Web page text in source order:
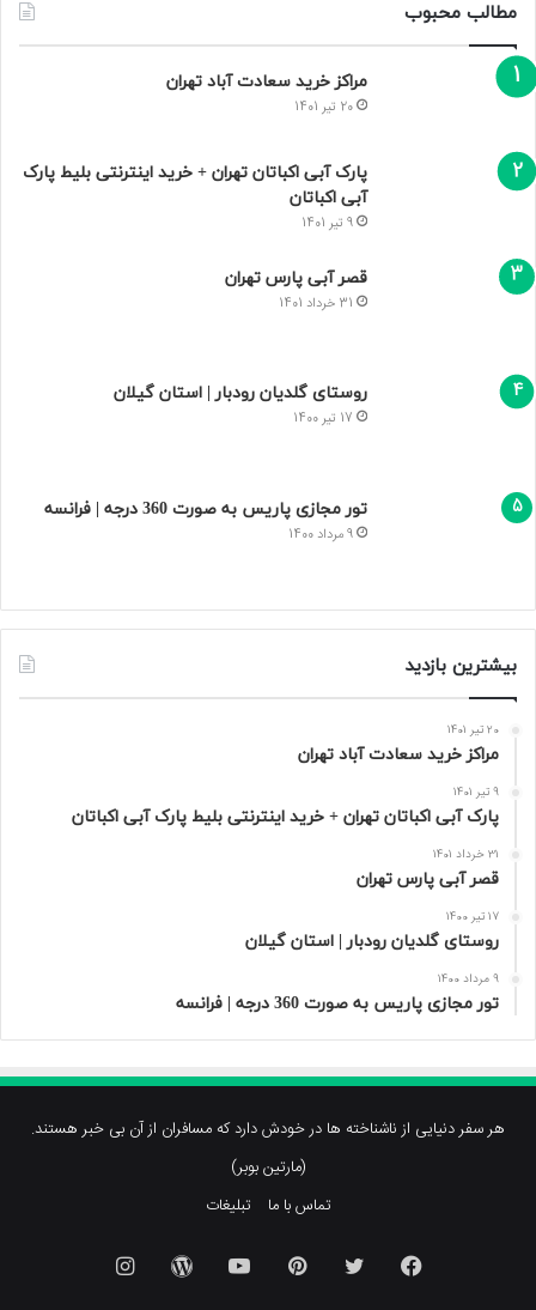
مطالب محبوب
مراکز خرید سعادت‌ آباد تهران
20 تیر 1401
پارک آبی اکباتان تهران + خرید اینترنتی بلیط پارک
آبی اکباتان
9 تیر 1401
قصر آبی پارس تهران
31 خرداد 1401
روستای گلدیان رودبار | استان گیلان
17 تیر 1400
تور مجازی پاریس به صورت 360 درجه | فرانسه
9 مرداد 1400
بیشترین بازدید
20 تیر 1401
مراکز خرید سعادت‌ آباد تهران
9 تیر 1401
پارک آبی اکباتان تهران + خرید اینترنتی بلیط پارک آبی اکباتان
31 خرداد 1401
قصر آبی پارس تهران
17 تیر 1400
روستای گلدیان رودبار | استان گیلان
9 مرداد 1400
تور مجازی پاریس به صورت 360 درجه | فرانسه
هر سفر دنیایی از ناشناخته ها در خودش دارد که مسافران از آن بی خبر هستند.
(مارتین بوبر)
تماس با ما
تبلیغات
فیسبوک توییترپینتریستیوتیوبوردپرساینستاگرام